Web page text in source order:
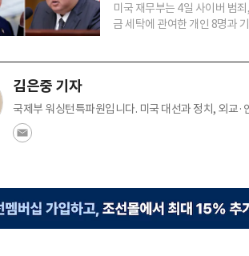
미국 재무부는 4일 사이버 범
금 세탁에 관여한 개인 8명과
김은중 기자
국제부 워싱턴특파원입니다. 미국 대선과 정치, 외교·